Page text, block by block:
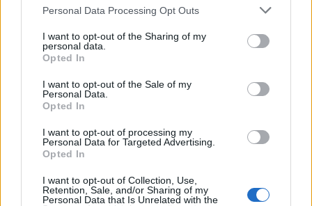
Personal Data Processing Opt Outs
I want to opt-out of the Sharing of my
personal data.
Opted In
I want to opt-out of the Sale of my
Personal Data.
Opted In
I want to opt-out of processing my
Personal Data for Targeted Advertising.
Opted In
I want to opt-out of Collection, Use,
Retention, Sale, and/or Sharing of my
Personal Data that Is Unrelated with the
Επίδομα 150 ευρώ ανά παιδί: Ποιοι θα πληρωθούν τέλη
πολιτών μέσω θαλάσσης από την Πυροσβεστική
Ε. Τουρνάς: "Απέναντι σε ακραία καιρικά φαινόμενα δεν
υπάρχουν περιθώρια εφησυχασμού"
Φωτιά σε χαμηλή βλάστηση στη Σίνδο - Σηκώθηκε
ελικόπτερο